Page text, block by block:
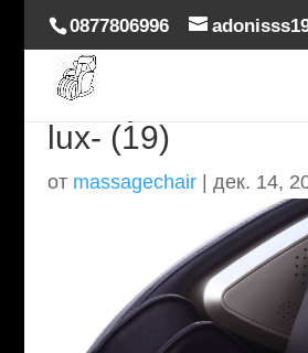
0877806996
masaj-scaun-
lux- (19)
от massagechair| дек. 14,